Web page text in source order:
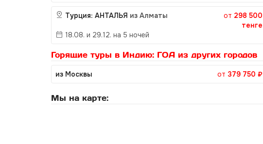
Турция: АНТАЛЬЯ из Алматы от 298 500
тенге
18.08. и 29.12. на 5 ночей
Горящие туры в Индию: ГОА из других городов
из Москвы от 379 750 ₽
Мы на карте: